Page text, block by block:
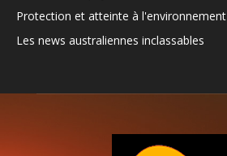
Protection et atteinte à l'environnement
Les news australiennes inclassables